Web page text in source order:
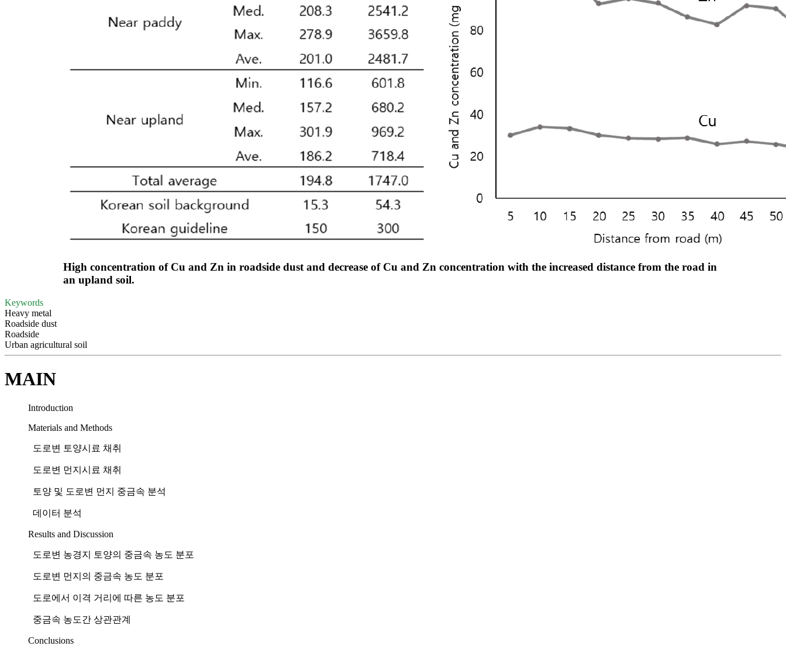
High concentration of Cu and Zn in roadside dust and decrease of Cu and Zn concentration with the increased distance from the road in
an upland soil.
Keywords
Heavy metal
Roadside dust
Roadside
Urban agricultural soil
MAIN
Introduction
Materials and Methods
도로변 토양시료 채취
도로변 먼지시료 채취
토양 및 도로변 먼지 중금속 분석
데이터 분석
Results and Discussion
도로변 농경지 토양의 중금속 농도 분포
도로변 먼지의 중금속 농도 분포
도로에서 이격 거리에 따른 농도 분포
중금속 농도간 상관관계
Conclusions